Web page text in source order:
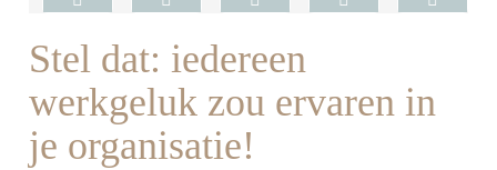
Stel dat: iedereen
werkgeluk zou ervaren in
je organisatie!